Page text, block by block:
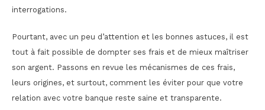
interrogations.
Pourtant, avec un peu d’attention et les bonnes astuces, il est
tout à fait possible de dompter ses frais et de mieux maîtriser
son argent. Passons en revue les mécanismes de ces frais,
leurs origines, et surtout, comment les éviter pour que votre
relation avec votre banque reste saine et transparente.